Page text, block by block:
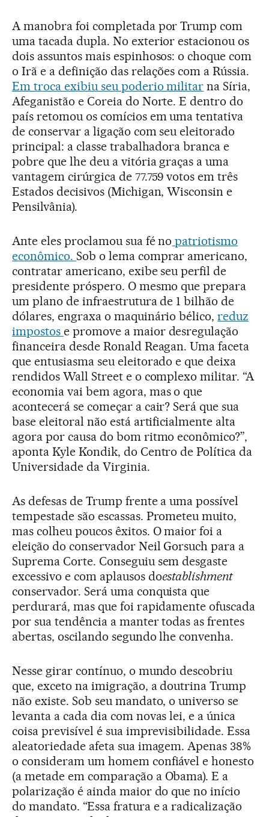
A manobra foi completada por Trump com
uma tacada dupla. No exterior estacionou os
dois assuntos mais espinhosos: o choque com
o Irã e a definição das relações com a Rússia.
Em troca exibiu seu poderio militar na Síria,
Afeganistão e Coreia do Norte. E dentro do
país retomou os comícios em uma tentativa
de conservar a ligação com seu eleitorado
principal: a classe trabalhadora branca e
pobre que lhe deu a vitória graças a uma
vantagem cirúrgica de 77.759 votos em três
Estados decisivos (Michigan, Wisconsin e
Pensilvânia).
Ante eles proclamou sua fé no patriotismo
econômico. Sob o lema comprar americano,
contratar americano, exibe seu perfil de
presidente próspero. O mesmo que prepara
um plano de infraestrutura de 1 bilhão de
dólares, engraxa o maquinário bélico,reduz
impostos e promove a maior desregulação
financeira desde Ronald Reagan. Uma faceta
que entusiasma seu eleitorado e que deixa
rendidos Wall Street e o complexo militar. “A
economia vai bem agora, mas o que
acontecerá se começar a cair? Será que sua
base eleitoral não está artificialmente alta
agora por causa do bom ritmo econômico?”,
aponta Kyle Kondik, do Centro de Política da
Universidade da Virginia.
As defesas de Trump frente a uma possível
tempestade são escassas. Prometeu muito,
mas colheu poucos êxitos. O maior foi a
eleição do conservador Neil Gorsuch para a
Suprema Corte. Conseguiu sem desgaste
excessivo e com aplausos doestablishment
conservador. Será uma conquista que
perdurará, mas que foi rapidamente ofuscada
por sua tendência a manter todas as frentes
abertas, oscilando segundo lhe convenha.
Nesse girar contínuo, o mundo descobriu
que, exceto na imigração, a doutrina Trump
não existe. Sob seu mandato, o universo se
levanta a cada dia com novas lei, e a única
coisa previsível é sua imprevisibilidade. Essa
aleatoriedade afeta sua imagem. Apenas 38%
o consideram um homem confiável e honesto
(a metade em comparação a Obama). E a
polarização é ainda maior do que no início
do mandato. “Essa fratura e a radicalização